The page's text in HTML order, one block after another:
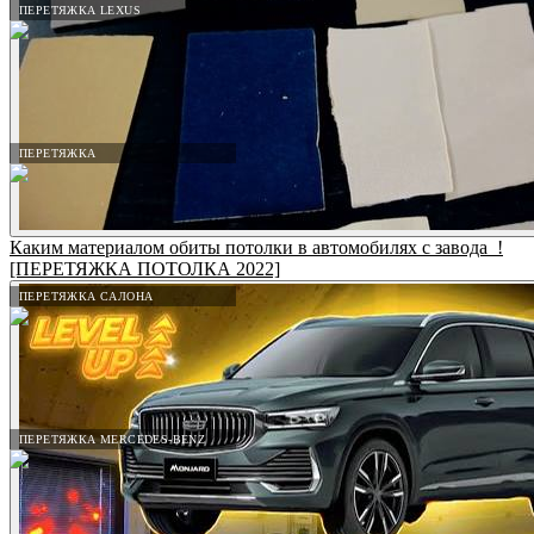
ПЕРЕТЯЖКА LEXUS
ПЕРЕТЯЖКА
ПЕРЕТЯЖКА САЛОНА
ПЕРЕТЯЖКА MERCEDES-BENZ
Каким материалом обиты потолки в автомобилях с завода_!
[ПЕРЕТЯЖКА ПОТОЛКА 2022]